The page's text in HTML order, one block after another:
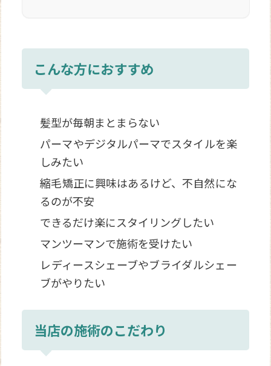
こんな方におすすめ
髪型が毎朝まとまらない
パーマやデジタルパーマでスタイルを楽
しみたい
縮毛矯正に興味はあるけど、不自然にな
るのが不安
できるだけ楽にスタイリングしたい
マンツーマンで施術を受けたい
レディースシェーブやブライダルシェー
ブがやりたい
当店の施術のこだわり